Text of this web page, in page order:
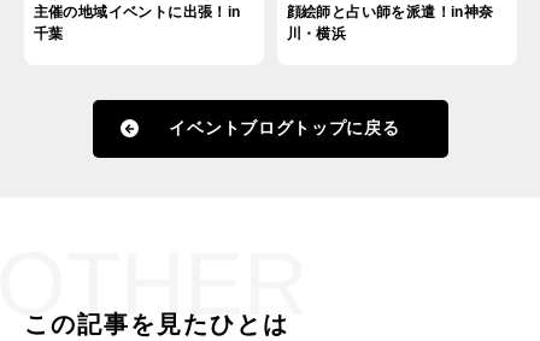
主催の地域イベントに出張！in
千葉
顔絵師と占い師を派遣！in神奈
川・横浜
イベントブログトップに戻る
この記事を見たひとは